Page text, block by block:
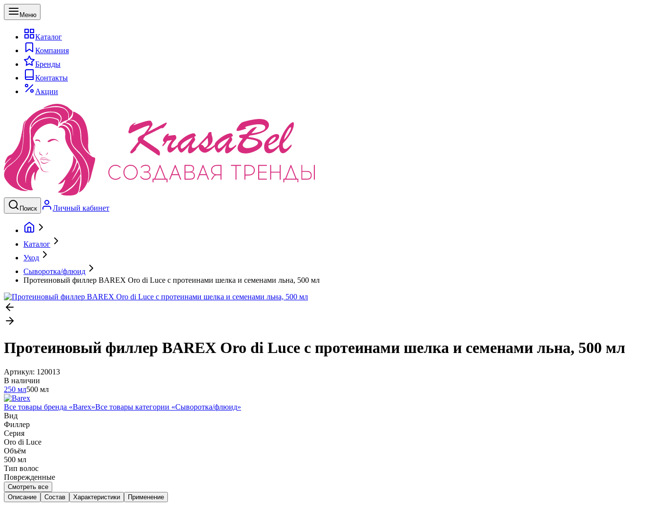
Меню
Каталог
Компания
Бренды
Контакты
Акции
Поиск Личный кабинет
Каталог
Уход
Сыворотка/флюид
Протеиновый филлер BAREX Oro di Luce с протеинами шелка и семенами льна, 500 мл
Протеиновый филлер BAREX Oro di Luce с протеинами шелка и семенами льна, 500 мл
Артикул: 120013
В наличии
250 мл500 мл
Все товары бренда «Barex»Все товары категории «Сыворотка/флюид»
Вид
Филлер
Серия
Oro di Luce
Объём
500 мл
Тип волос
Поврежденные
Смотреть все
Описание
Состав Характеристики Применение